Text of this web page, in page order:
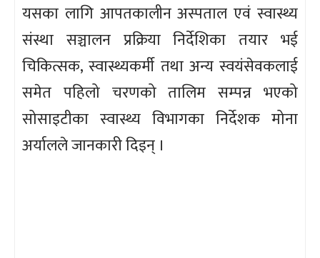
यसका लागि आपतकालीन अस्पताल एवं स्वास्थ्य
संस्था सञ्चालन प्रक्रिया निर्देशिका तयार भई
चिकित्सक, स्वास्थ्यकर्मी तथा अन्य स्वयंसेवकलाई
समेत पहिलो चरणको तालिम सम्पन्न भएको
सोसाइटीका स्वास्थ्य विभागका निर्देशक मोना
अर्यालले जानकारी दिइन् ।